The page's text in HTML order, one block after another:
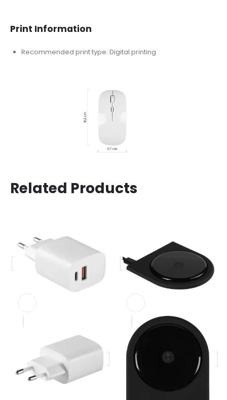
Print Information
Recommended print type: Digital printing
Related Products